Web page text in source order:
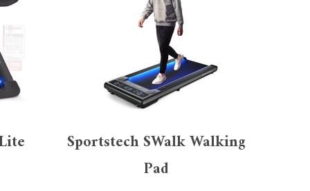
Sportstech SWalk Walking
Pad